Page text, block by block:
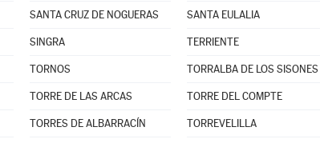
SANTA CRUZ DE NOGUERAS SANTA EULALIA
SINGRA TERRIENTE
TORNOS TORRALBA DE LOS SISONES
TORRE DE LAS ARCAS TORRE DEL COMPTE
TORRES DE ALBARRACÍN TORREVELILLA